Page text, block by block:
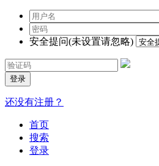
安全提问(未设置请忽略)
登录
还没有注册？
首页
搜索
登录